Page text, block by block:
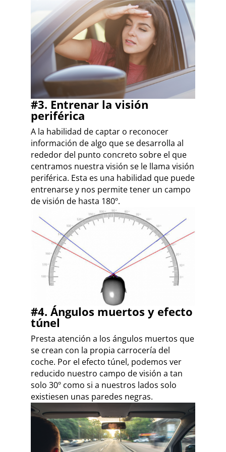
#3. Entrenar la visión
periférica
A la habilidad de captar o reconocer
información de algo que se desarrolla al
rededor del punto concreto sobre el que
centramos nuestra visión se le llama visión
periférica. Esta es una habilidad que puede
entrenarse y nos permite tener un campo
de visión de hasta 180º.
#4. Ángulos muertos y efecto
túnel
Presta atención a los ángulos muertos que
se crean con la propia carrocería del
coche. Por el efecto túnel, podemos ver
reducido nuestro campo de visión a tan
solo 30º como si a nuestros lados solo
existiesen unas paredes negras.